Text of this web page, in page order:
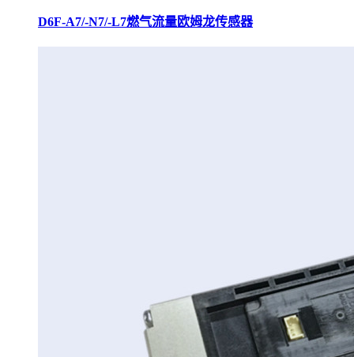
D6F-A7/-N7/-L7燃气流量欧姆龙传感器